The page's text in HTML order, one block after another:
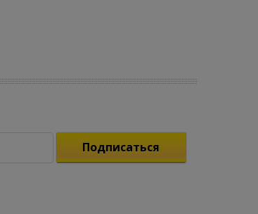
Подписаться